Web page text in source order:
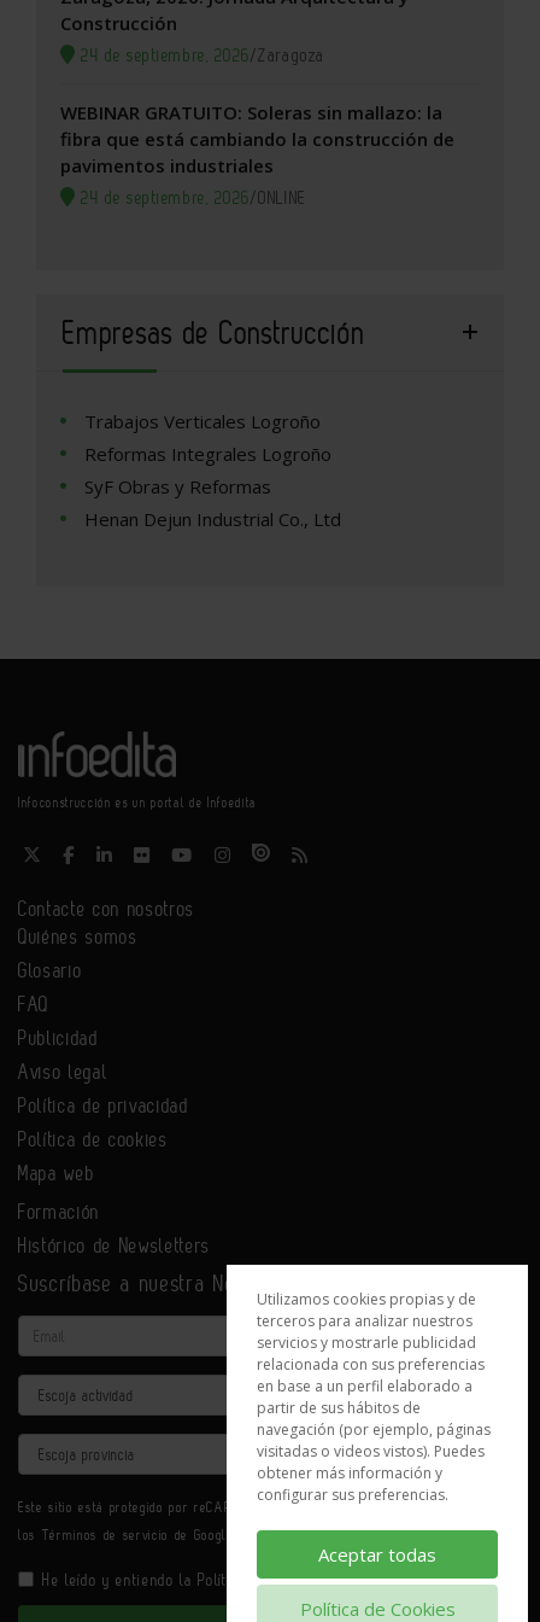
Construcción
24 de septiembre, 2026/Zaragoza
WEBINAR GRATUITO: Soleras sin mallazo: la
fibra que está cambiando la construcción de
pavimentos industriales
24 de septiembre, 2026/ONLINE
Empresas de Construcción
Trabajos Verticales Logroño
Reformas Integrales Logroño
SyF Obras y Reformas
Henan Dejun Industrial Co., Ltd
Infoconstrucción es un portal de Infoedita
Contacte con nosotros
Quiénes somos
Glosario
FAQ
Publicidad
Aviso legal
Política de privacidad
Política de cookies
Mapa web
Formación
Histórico de Newsletters
Suscríbase a nuestra Newsletter
Email
Actividad
Provincia
Este sitio está protegido por reCAPTCHA y se aplican la
los Términos de servicio de Google.
He leído y entiendo la Política de Privacidad
Utilizamos cookies propias y de
terceros para analizar nuestros
servicios y mostrarle publicidad
relacionada con sus preferencias
en base a un perfil elaborado a
partir de sus hábitos de
navegación (por ejemplo, páginas
visitadas o videos vistos). Puedes
obtener más información y
configurar sus preferencias.
Aceptar todas
Política de Cookies